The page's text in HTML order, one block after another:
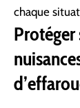
chaque